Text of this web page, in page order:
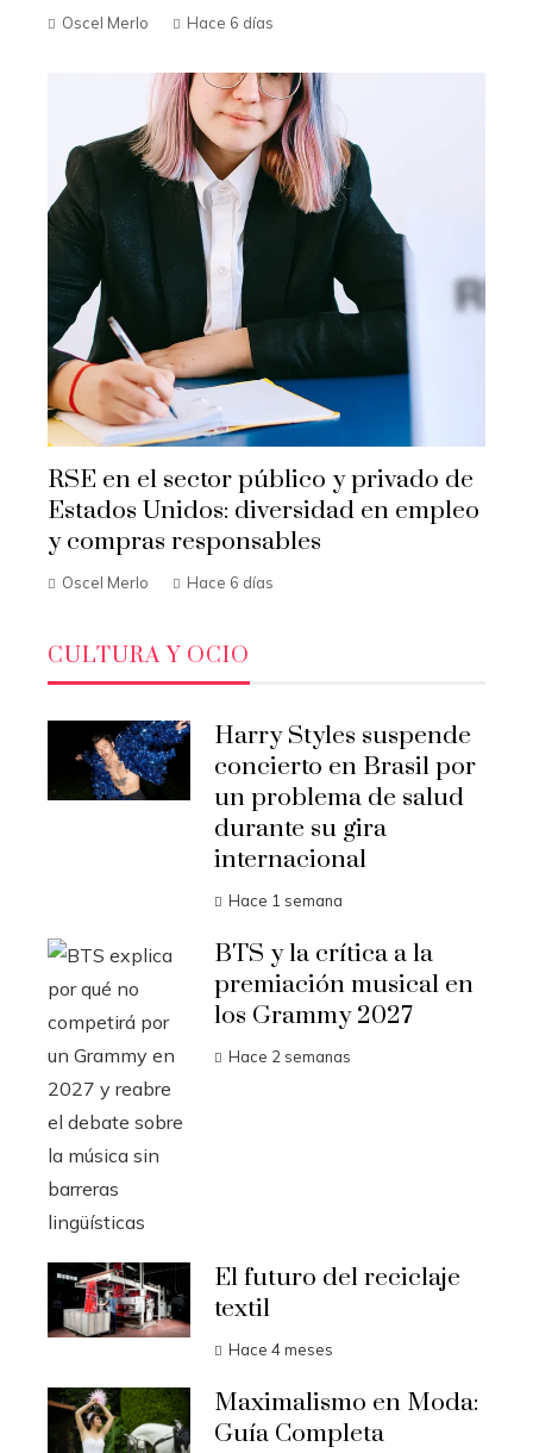
Oscel Merlo Hace 6 días
RSE en el sector público y privado de
Estados Unidos: diversidad en empleo
y compras responsables
Oscel Merlo Hace 6 días
CULTURA Y OCIO
Harry Styles suspende
concierto en Brasil por
un problema de salud
durante su gira
internacional
Hace 1 semana
BTS y la crítica a la
premiación musical en
los Grammy 2027
Hace 2 semanas
El futuro del reciclaje
textil
Hace 4 meses
Maximalismo en Moda:
Guía Completa